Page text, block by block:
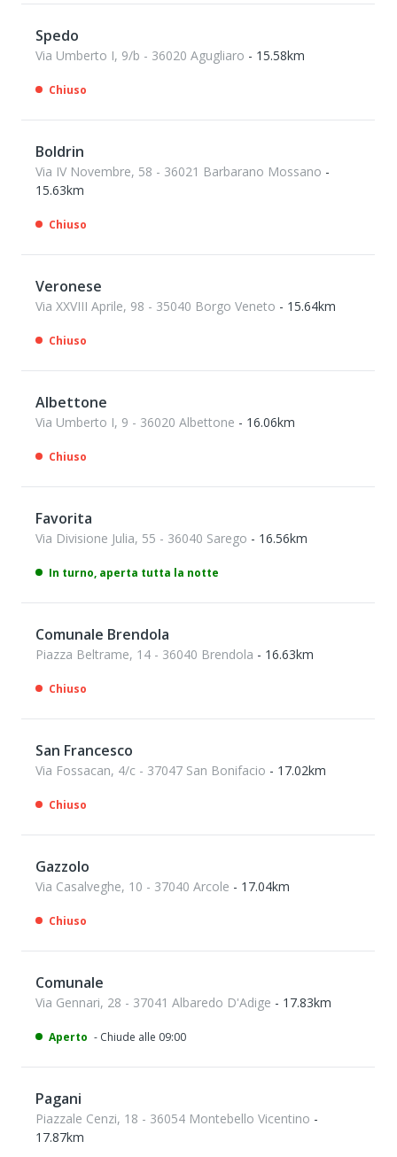
Spedo
Via Umberto I, 9/b - 36020 Agugliaro - 15.58km
Chiuso
Boldrin
Via IV Novembre, 58 - 36021 Barbarano Mossano -
15.63km
Chiuso
Veronese
Via XXVIII Aprile, 98 - 35040 Borgo Veneto - 15.64km
Chiuso
Albettone
Via Umberto I, 9 - 36020 Albettone - 16.06km
Chiuso
Favorita
Via Divisione Julia, 55 - 36040 Sarego - 16.56km
In turno, aperta tutta la notte
Comunale Brendola
Piazza Beltrame, 14 - 36040 Brendola - 16.63km
Chiuso
San Francesco
Via Fossacan, 4/c - 37047 San Bonifacio - 17.02km
Chiuso
Gazzolo
Via Casalveghe, 10 - 37040 Arcole - 17.04km
Chiuso
Comunale
Via Gennari, 28 - 37041 Albaredo D'Adige - 17.83km
Aperto - Chiude alle 09:00
Pagani
Piazzale Cenzi, 18 - 36054 Montebello Vicentino -
17.87km